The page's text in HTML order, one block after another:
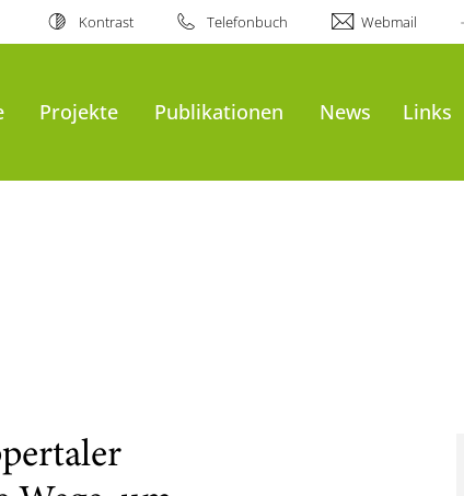
Kontrast Telefonbuch Webmail
Projekte Publikationen News Links